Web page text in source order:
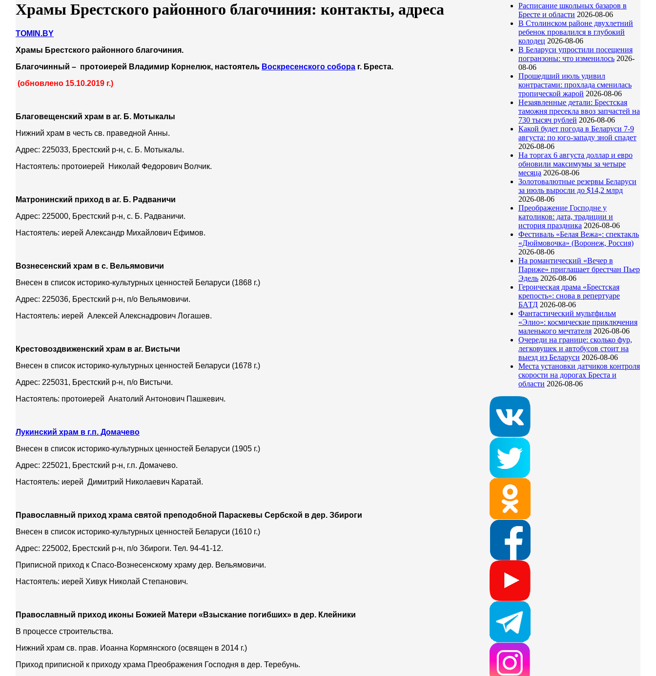
Храмы Брестского районного благочиния: контакты, адреса
TOMIN.BY
Храмы Брестского районного благочиния.
Благочинный – протоиерей Владимир Корнелюк, настоятель Воскресенского собора г. Бреста.
(обновлено 15.10.2019 г.)
Благовещенский храм в аг. Б. Мотыкалы
Нижний храм в честь св. праведной Анны.
Адрес: 225033, Брестский р-н, с. Б. Мотыкалы.
Настоятель: протоиерей Николай Федорович Волчик.
Матронинский приход в аг. Б. Радваничи
Адрес: 225000, Брестский р-н, с. Б. Радваничи.
Настоятель: иерей Александр Михайлович Ефимов.
Вознесенский храм в с. Вельямовичи
Внесен в список историко-культурных ценностей Беларуси (1868 г.)
Адрес: 225036, Брестский р-н, п/о Вельямовичи.
Настоятель: иерей Алексей Алекснадрович Логашев.
Крестовоздвиженский храм в аг. Вистычи
Внесен в список историко-культурных ценностей Беларуси (1678 г.)
Адрес: 225031, Брестский р-н, п/о Вистычи.
Настоятель: протоиерей Анатолий Антонович Пашкевич.
Лукинский храм в г.п. Домачево
Внесен в список историко-культурных ценностей Беларуси (1905 г.)
Адрес: 225021, Брестский р-н, г.п. Домачево.
Настоятель: иерей Димитрий Николаевич Каратай.
Православный приход храма святой преподобной Параскевы Сербской в дер. Збироги
Внесен в список историко-культурных ценностей Беларуси (1610 г.)
Адрес: 225002, Брестский р-н, п/о Збироги. Тел. 94-41-12.
Приписной приход к Спасо-Вознесенскому храму дер. Вельямовичи.
Настоятель: иерей Хивук Николай Степанович.
Православный приход иконы Божией Матери «Взыскание погибших» в дер. Клейники
В процессе строительства.
Нижний храм св. прав. Иоанна Кормянского (освящен в 2014 г.)
Приход приписной к приходу храма Преображения Господня в дер. Теребунь.
Расписание школьных базаров в
Бресте и области 2026-08-06
В Столинском районе двухлетний
ребенок провалился в глубокий
колодец 2026-08-06
В Беларуси упростили посещения
погранзоны: что изменилось 2026-
08-06
Прошедший июль удивил
контрастами: прохлада сменилась
тропической жарой 2026-08-06
Незаявленные детали: Брестская
таможня пресекла ввоз запчастей на
730 тысяч рублей 2026-08-06
Какой будет погода в Беларуси 7-9
августа: по юго-западу зной спадет
2026-08-06
На торгах 6 августа доллар и евро
обновили максимумы за четыре
месяца 2026-08-06
Золотовалютные резервы Беларуси
за июль выросли до $14,2 млрд
2026-08-06
Преображение Господне у
католиков: дата, традиции и
история праздника 2026-08-06
Фестиваль «Белая Вежа»: спектакль
«Дюймовочка» (Воронеж, Россия)
2026-08-06
На романтический «Вечер в
Париже» приглашает брестчан Пьер
Эдель 2026-08-06
Героическая драма «Брестская
крепость»: снова в репертуаре
БАТД 2026-08-06
Фантастический мультфильм
«Элио»: космические приключения
маленького мечтателя 2026-08-06
Очереди на границе: сколько фур,
легковушек и автобусов стоит на
выезд из Беларуси 2026-08-06
Места установки датчиков контроля
скорости на дорогах Бреста и
области 2026-08-06